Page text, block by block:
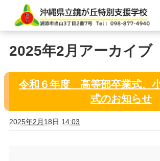
2025年2月アーカイブ
令和６年度 高等部卒業式、
式のお知らせ
2025年2月18日 14:03